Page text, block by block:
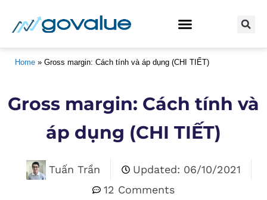
Home » Gross margin: Cách tính và áp dụng (CHI TIẾT)
Gross margin: Cách tính và
áp dụng (CHI TIẾT)
Tuấn Trần
Updated: 06/10/2021
12 Comments